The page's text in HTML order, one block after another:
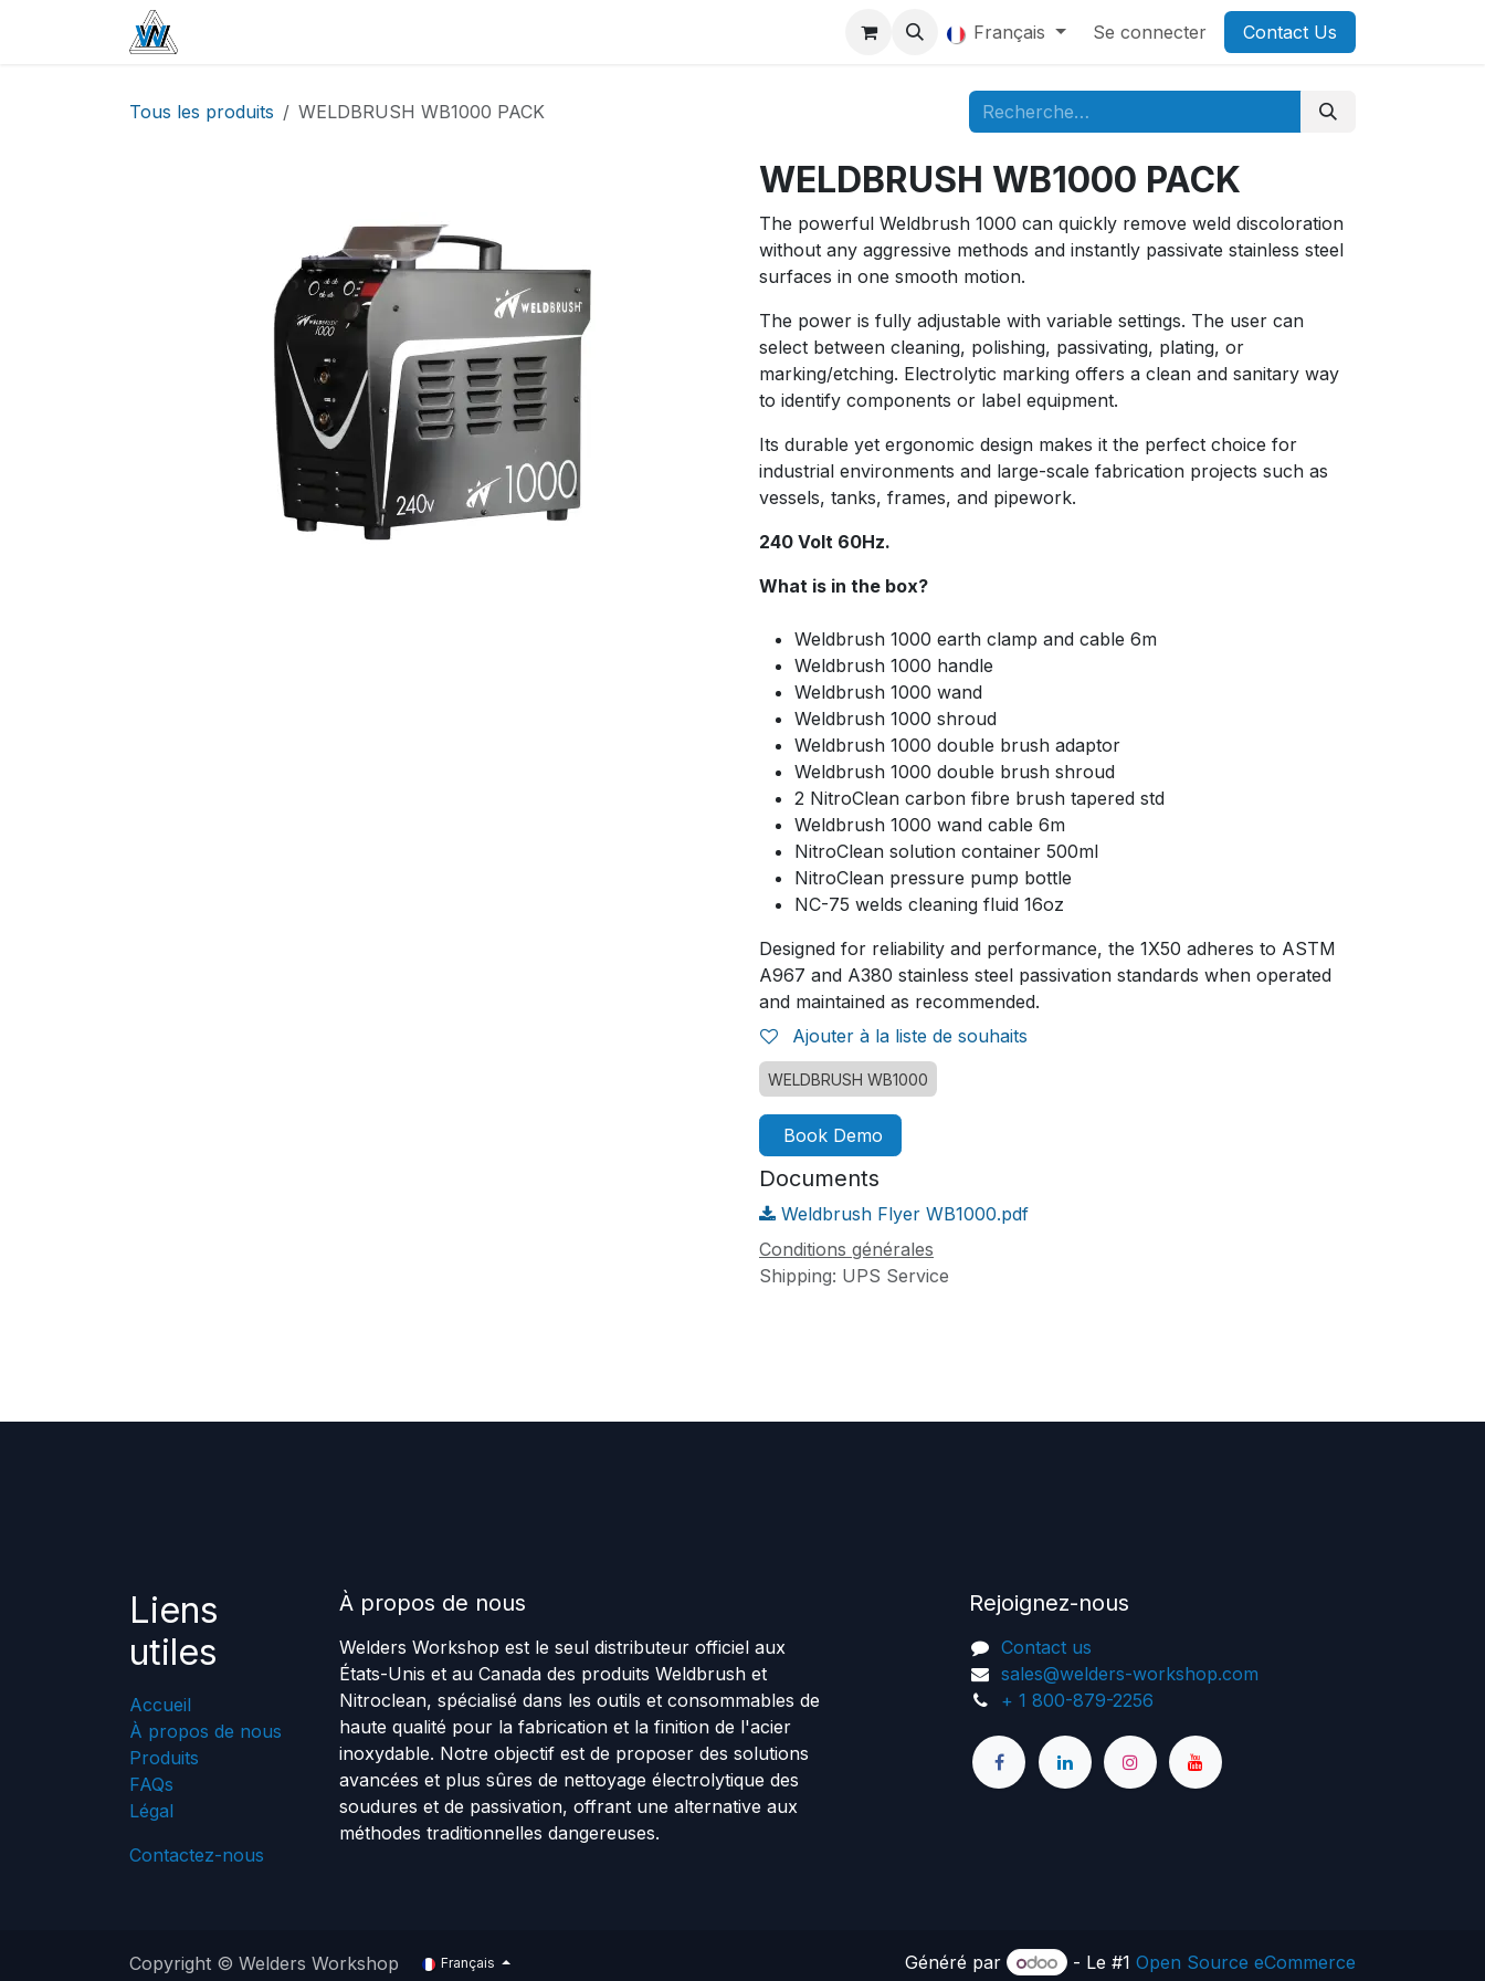
Se rendre au contenu
Français Se connecter Contact Us​​​​
Tous les produits WELDBRUSH WB1000 PACK
WELDBRUSH WB1000 PACK
The powerful Weldbrush 1000 can quickly remove weld discoloration
without any aggressive methods and instantly passivate stainless steel
surfaces in one smooth motion.
The power is fully adjustable with variable settings. The user can
select between cleaning, polishing, passivating, plating, or
marking/etching. Electrolytic marking offers a clean and sanitary way
to identify components or label equipment.
Its durable yet ergonomic design makes it the perfect choice for
industrial environments and large-scale fabrication projects such as
vessels, tanks, frames, and pipework.
240 Volt 60Hz.
What is in the box?
Weldbrush 1000 earth clamp and cable 6m
Weldbrush 1000 handle
Weldbrush 1000 wand
Weldbrush 1000 shroud
Weldbrush 1000 double brush adaptor
Weldbrush 1000 double brush shroud
2 NitroClean carbon fibre brush tapered std
Weldbrush 1000 wand cable 6m
NitroClean solution container 500ml
NitroClean pressure pump bottle
NC-75 welds cleaning fluid 16oz
Designed for reliability and performance, the 1X50 adheres to ASTM
A967 and A380 stainless steel passivation standards when operated
and maintained as recommended.
Ajouter à la liste de souhaits
WELDBRUSH WB1000
Book Demo
Documents
Weldbrush Flyer WB1000.pdf
Conditions générales
Shipping: UPS Service
Liens
utiles
Accueil
À propos de nous
Produits
FAQs
Légal
Contactez-nous
À propos de nous
Welders Workshop est le seul distributeur officiel aux
États-Unis et au Canada des produits Weldbrush et
Nitroclean, spécialisé dans les outils et consommables de
haute qualité pour la fabrication et la finition de l'acier
inoxydable. Notre objectif est de proposer des solutions
avancées et plus sûres de nettoyage électrolytique des
soudures et de passivation, offrant une alternative aux
méthodes traditionnelles dangereuses.
Rejoignez-nous
Contact us
sales@welders-workshop.com
+ 1 800-879-2256
Copyright © Welders Workshop Français Généré par - Le #1 Open Source eCommerce